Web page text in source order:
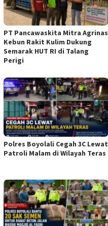
‎PT Pancawaskita Mitra Agrinas
Kebun Rakit Kulim Dukung
Semarak HUT RI di Talang
Perigi
Polres Boyolali Cegah 3C Lewat
Patroli Malam di Wilayah Teras